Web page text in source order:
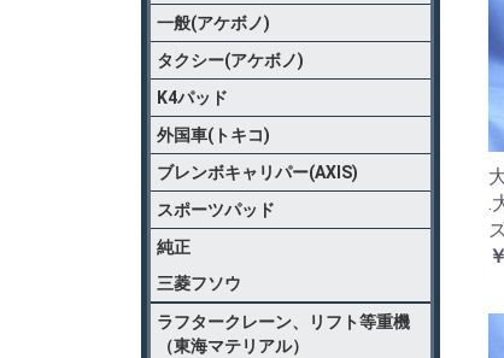
一般(アケボノ)
タクシー(アケボノ)
K4パッド
外国車(トキコ)
ブレンボキャリパー(AXIS)
スポーツパッド
純正
三菱フソウ
ラフタークレーン、リフト等重機
（東海マテリアル）
.